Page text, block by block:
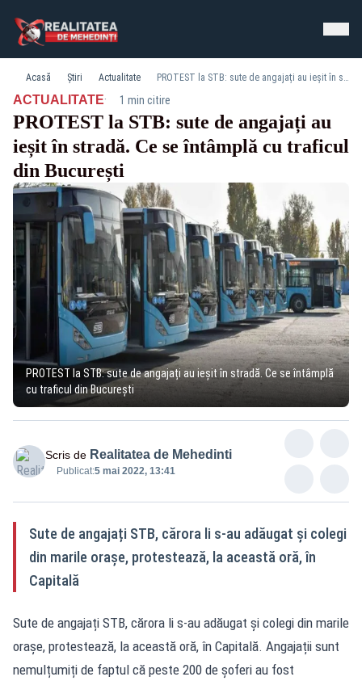
Acasă Știri Actualitate PROTEST la STB: sute de angajați au ieșit în stradă. Ce se întâmplă cu traficul din București
ACTUALITATE· 1 min citire
PROTEST la STB: sute de angajați au
ieșit în stradă. Ce se întâmplă cu traficul
din București
PROTEST la STB: sute de angajați au ieșit în stradă. Ce se întâmplă
cu traficul din București
Scris de Realitatea de Mehedinti
Publicat:5 mai 2022, 13:41
Sute de angajați STB, cărora li s-au adăugat și colegi
din marile orașe, protestează, la această oră, în
Capitală
Sute de angajați STB, cărora li s-au adăugat și colegi din marile
orașe, protestează, la această oră, în Capitală. Angajații sunt
nemulțumiți de faptul că peste 200 de șoferi au fost